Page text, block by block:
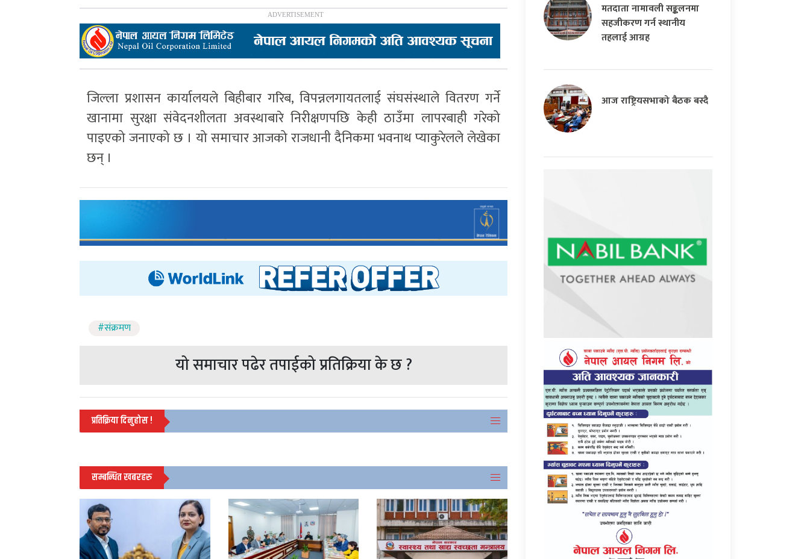
जिल्ला प्रशासन कार्यालयले बिहीबार गरिब, विपन्नलगायतलाई संघसंस्थाले वितरण गर्ने
खानामा सुरक्षा संवेदनशीलता अवस्थाबारे निरीक्षणपछि केही ठाउँमा लापरबाही गरेको
पाइएको जनाएको छ । यो समाचार आजको राजधानी दैनिकमा भवनाथ प्याकुरेलले लेखेका
छन् ।
#संक्रमण
यो समाचार पढेर तपाईको प्रतिक्रिया के छ ?
प्रतिक्रिया दिनुहोस !
सम्बन्धित खबरहरु
मतदाता नामावली सङ्कलनमा
सहजीकरण गर्न स्थानीय
तहलाई आग्रह
आज राष्ट्रियसभाको बैठक बस्दै